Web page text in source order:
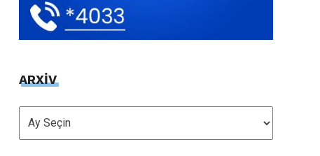
ARXİV
ARXİV